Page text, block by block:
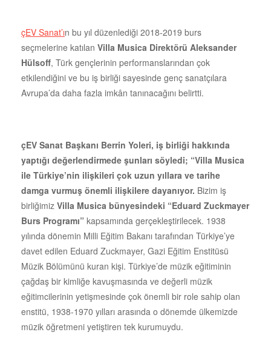
çEV Sanat’ın bu yıl düzenlediği 2018-2019 burs
seçmelerine katılan Villa Musica Direktörü Aleksander
Hülsoff, Türk gençlerinin performanslarından çok
etkilendiğini ve bu iş birliği sayesinde genç sanatçılara
Avrupa’da daha fazla imkân tanınacağını belirtti.
çEV Sanat Başkanı Berrin Yoleri, iş birliği hakkında
yaptığı değerlendirmede şunları söyledi; “Villa Musica
ile Türkiye’nin ilişkileri çok uzun yıllara ve tarihe
damga vurmuş önemli ilişkilere dayanıyor. Bizim iş
birliğimiz Villa Musica bünyesindeki “Eduard Zuckmayer
Burs Programı” kapsamında gerçekleştirilecek. 1938
yılında dönemin Milli Eğitim Bakanı tarafından Türkiye’ye
davet edilen Eduard Zuckmayer, Gazi Eğitim Enstitüsü
Müzik Bölümünü kuran kişi. Türkiye’de müzik eğitiminin
çağdaş bir kimliğe kavuşmasında ve değerli müzik
eğitimcilerinin yetişmesinde çok önemli bir role sahip olan
enstitü, 1938-1970 yılları arasında o dönemde ülkemizde
müzik öğretmeni yetiştiren tek kurumuydu.